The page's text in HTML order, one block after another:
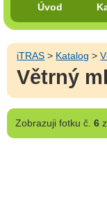
Úvod
iTRAS > Katalog >
Větrný
Zobrazujifotku č. 6z